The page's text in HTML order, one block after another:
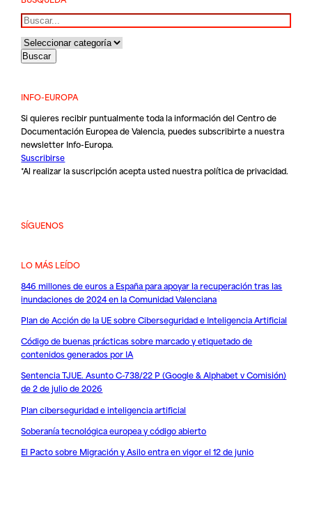
Buscar
INFO-EUROPA
Si quieres recibir puntualmente toda la información del Centro de
Documentación Europea de Valencia, puedes subscribirte a nuestra
newsletter Info-Europa.
Suscribirse
*Al realizar la suscripción acepta usted nuestrapolítica de privacidad.
SÍGUENOS
LO MÁS LEÍDO
846 millones de euros a España para apoyar la recuperación tras las
inundaciones de 2024 en la Comunidad Valenciana
Plan de Acción de la UE sobre Ciberseguridad e Inteligencia Artificial
Código de buenas prácticas sobre marcado y etiquetado de
contenidos generados por IA
Sentencia TJUE. Asunto C-738/22 P (Google & Alphabet v Comisión)
de 2 de julio de 2026
Plan ciberseguridad e inteligencia artificial
Soberanía tecnológica europea y código abierto
El Pacto sobre Migración y Asilo entra en vigor el 12 de junio